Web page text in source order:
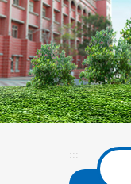
:::